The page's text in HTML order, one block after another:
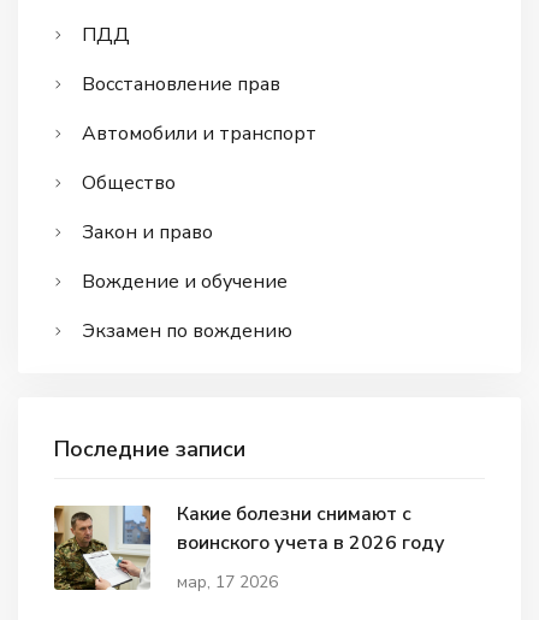
ПДД
Восстановление прав
Автомобили и транспорт
Общество
Закон и право
Вождение и обучение
Экзамен по вождению
Последние записи
Какие болезни снимают с
воинского учета в 2026 году
мар, 17 2026